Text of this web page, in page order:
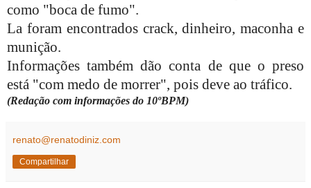
como "boca de fumo".
La foram encontrados crack, dinheiro, maconha e
munição.
Informações também dão conta de que o preso
está "com medo de morrer", pois deve ao tráfico.
(Redação com informações do 10ºBPM)
renato@renatodiniz.com
Compartilhar